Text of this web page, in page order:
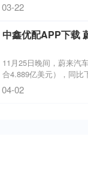
03-22
中鑫优配APP下载
11月25日晚间，蔚来汽
合4.889亿美元），同比
04-02